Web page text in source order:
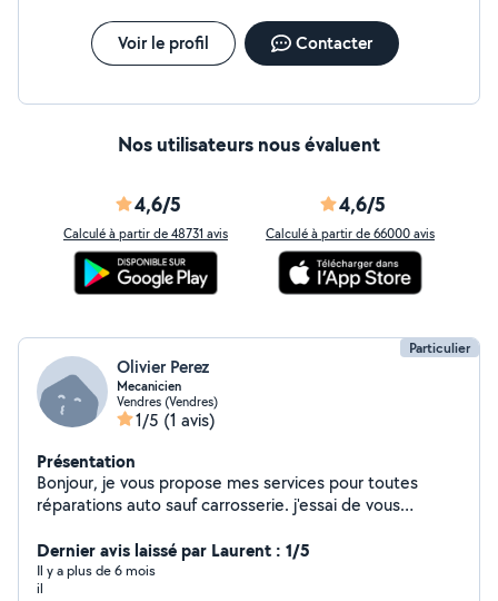
Voir le profil Contacter
Nos utilisateurs nous évaluent
4,6/5
Calculé à partir de 48731 avis
4,6/5
Calculé à partir de 66000 avis
Particulier
Olivier Perez
Mecanicien
Vendres (Vendres)
1/5 (1 avis)
Présentation
Bonjour, je vous propose mes services pour toutes
réparations auto sauf carrosserie. j'essai de vous
possible
Dernier avis laissé par Laurent : 1/5
Il y a plus de 6 mois
il